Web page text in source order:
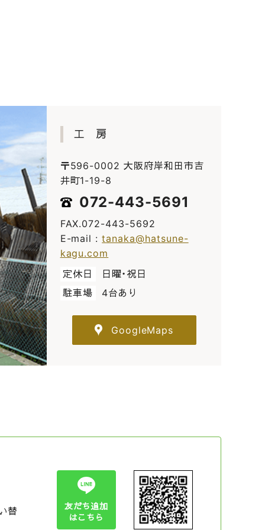
工 房
〒596-0002 大阪府岸和田市吉
井町1-19-8
072-443-5691
FAX.072-443-5692
E-mail :tanaka@hatsune-
kagu.com
定休日
日曜・祝日
駐車場
4台あり
GoogleMaps
替
友だち追加
はこちら